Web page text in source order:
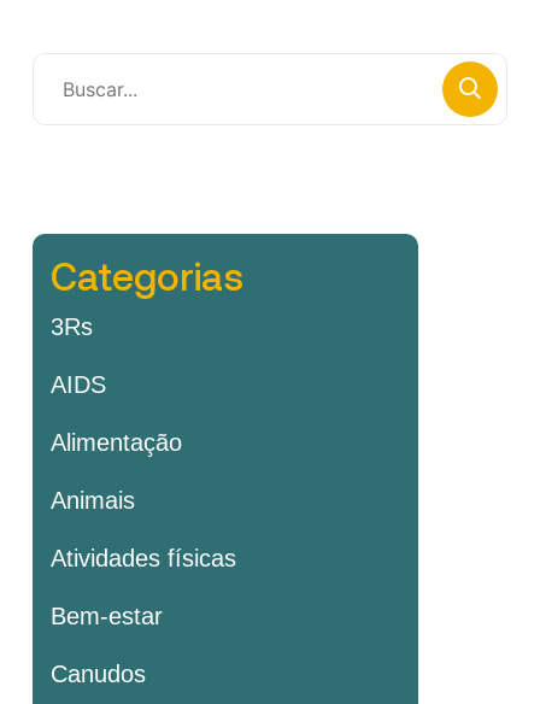
Categorias
3Rs
AIDS
Alimentação
Animais
Atividades físicas
Bem-estar
Canudos